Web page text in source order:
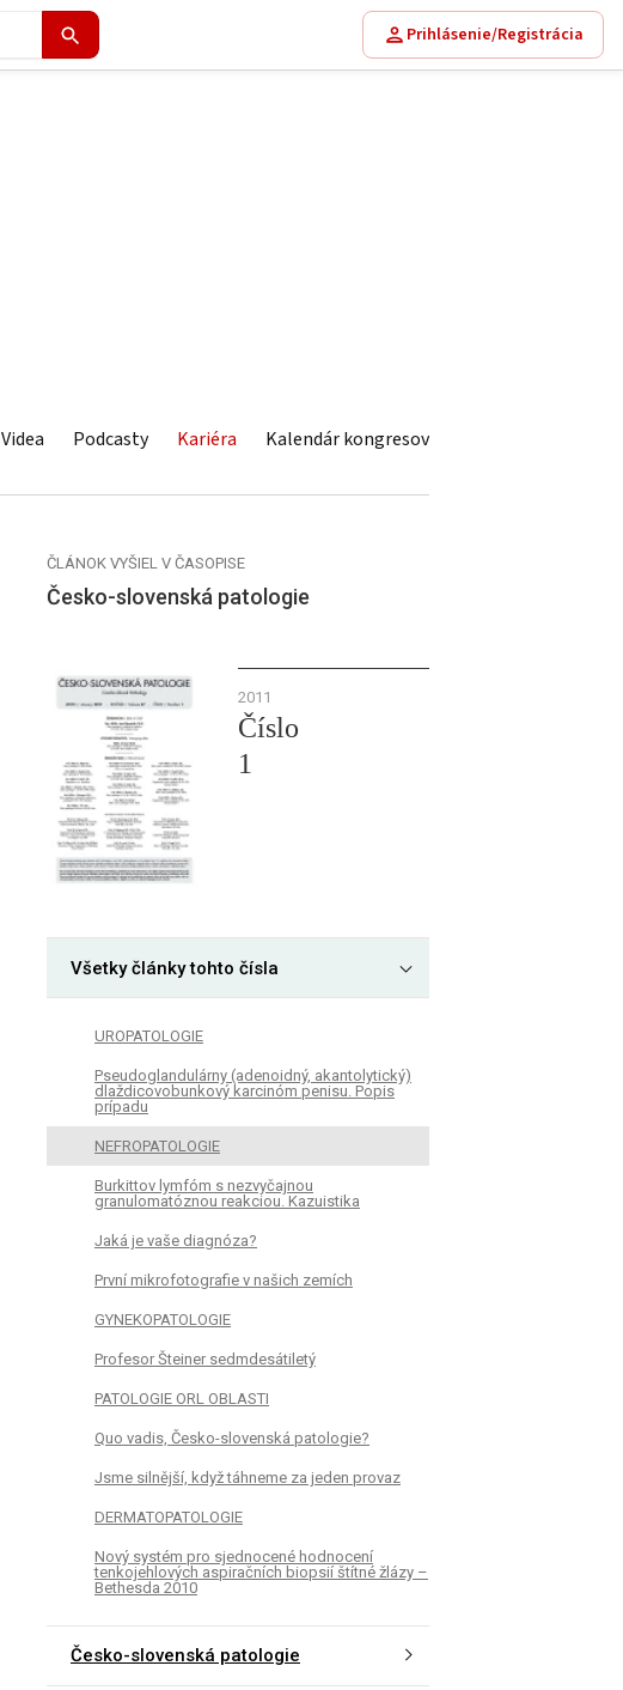
Prihlásenie/Registrácia
Videa Podcasty Kariéra Kalendár kongresov
ČLÁNOK VYŠIEL V ČASOPISE
Česko-slovenská patologie
2011
Číslo
1
Všetky články tohto čísla
UROPATOLOGIE
Pseudoglandulárny (adenoidný, akantolytický)
dlaždicovobunkový karcinóm penisu. Popis
prípadu
NEFROPATOLOGIE
Burkittov lymfóm s nezvyčajnou
granulomatóznou reakciou. Kazuistika
Jaká je vaše diagnóza?
První mikrofotografie v našich zemích
GYNEKOPATOLOGIE
Profesor Šteiner sedmdesátiletý
PATOLOGIE ORL OBLASTI
Quo vadis, Česko-slovenská patologie?
Jsme silnější, když táhneme za jeden provaz
DERMATOPATOLOGIE
Nový systém pro sjednocené hodnocení
tenkojehlových aspiračních biopsií štítné žlázy –
Bethesda 2010
Česko-slovenská patologie